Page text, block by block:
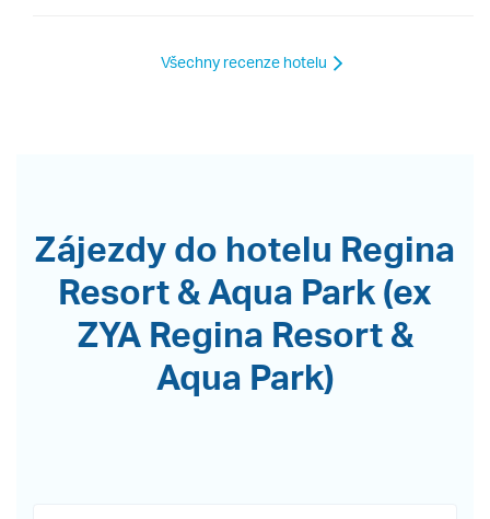
Všechny recenze hotelu
Zájezdy do hotelu Regina
Resort & Aqua Park (ex
ZYA Regina Resort &
Aqua Park)